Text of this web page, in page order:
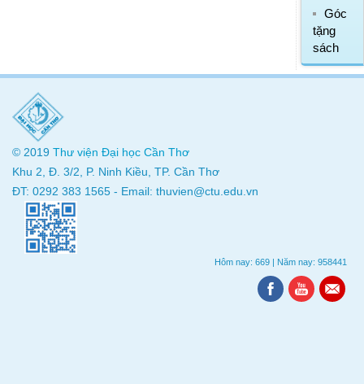
Góc
tặng
sách
© 2019 Thư viện Đại học Cần Thơ
Khu 2, Đ. 3/2, P. Ninh Kiều, TP. Cần Thơ
ĐT: 0292 383 1565 - Email: thuvien@ctu.edu.vn
Hôm nay: 669 | Năm nay: 958441